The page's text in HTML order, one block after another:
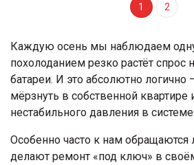
1 2
Каждую осень мы наблюдаем одну
похолоданием резко растёт спрос
батареи. И это абсолютно логично
мёрзнуть в собственной квартире
нестабильного давления в системе.
Особенно часто к нам
делают ремонт «под ключ» в